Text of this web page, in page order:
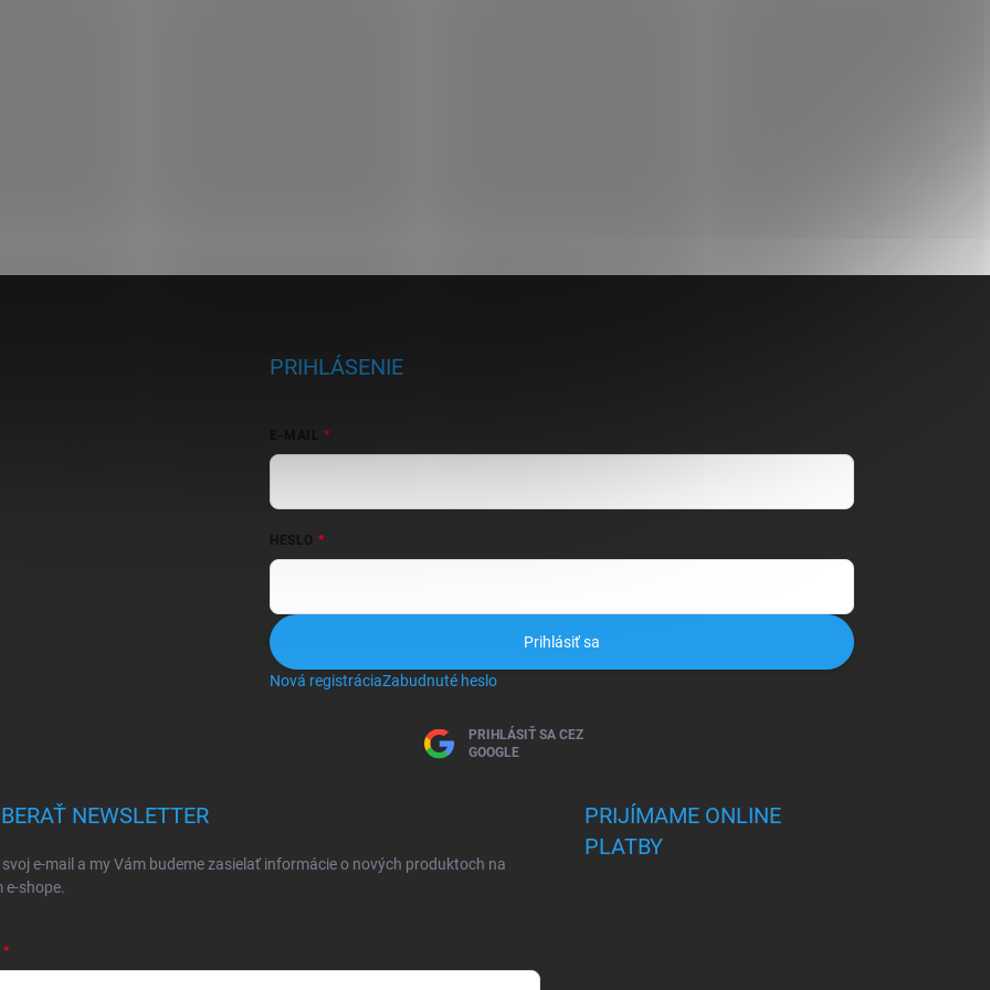
PRIHLÁSENIE
HESLO
Prihlásiť sa
Nová registráciaZabudnuté heslo
PRIHLÁSIŤ SA CEZ
GOOGLE
NEWSLETTER
e-mail a my Vám budeme zasielať informácie o nových produktoch na
e-shope.
PRIJÍMAME ONLINE
PLATBY